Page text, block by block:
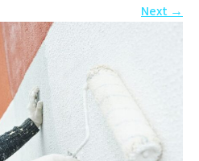
Next →